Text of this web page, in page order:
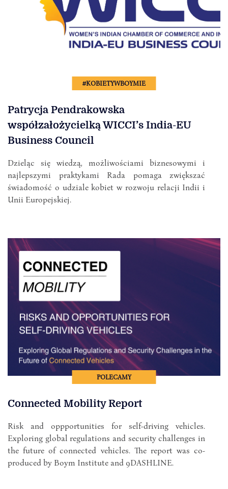
#KOBIETYWBOYMIE
Patrycja Pendrakowska
współzałożycielką WICCI’s India-EU
Business Council
Dzieląc się wiedzą, możliwościami biznesowymi i
najlepszymi praktykami Rada pomaga zwiększać
świadomość o udziale kobiet w rozwoju relacji Indii i
Unii Europejskiej.
POLECAMY
Connected Mobility Report
Risk and oppportunities for self-driving vehicles.
Exploring global regulations and security challenges in
the future of connected vehicles. The report was co-
produced by Boym Institute and 9DASHLINE.